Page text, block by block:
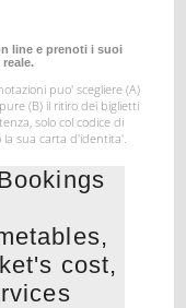
line e prenoti i suoi
puo' scegliere (A)
(B) il ritiro dei biglietti
solo col codice di
sua carta d'identita'.
cost,